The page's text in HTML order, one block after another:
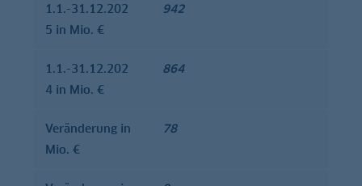
1.1.-31.12.202
5 in Mio. €
942
1.1.-31.12.202
4 in Mio. €
864
Verände­rung in
Mio. €
78